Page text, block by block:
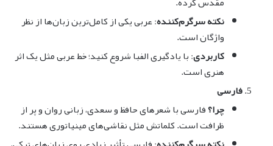
نکته سرگرم‌کننده: عربی یکی از کامل‌ترین زبان‌ها از نظر
واژگان است.
کاربردی: با یادگیری الفبا شروع کنید؛ خط عربی مثل یک اثر
هنری است.
فارسی
چرا؟فارسی با شعرهای حافظ و سعدی، زبانی روان و پر از
ظرافت است. کلماتش مثل نقاشی‌های مینیاتوری هستند.